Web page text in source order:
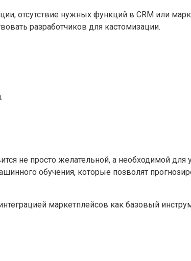
отсутствие нужных функций в CRM или
разработчиков для кастомизации.
не просто желательной, а необходимой для
обучения, которые позволят
маркетплейсов как базовый